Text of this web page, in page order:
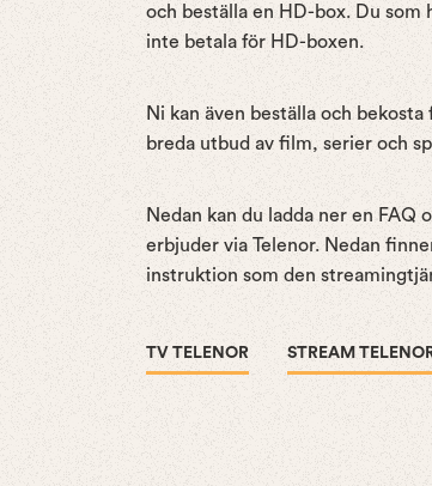
och beställa en HD-box. Du som
inte betala för HD-boxen.
Ni kan även beställa och
breda utbud av film, serier och
Nedan kan du ladda ner en FAQ
erbjuder via Telenor. Nedan
instruktion som den
TV TELENOR STREAM